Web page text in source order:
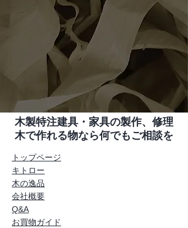
木製特注建具・家具の製作、修理
木で作れる物なら何でもご相談を
トップページ
キトロー
木の逸品
会社概要
Q&A
お買物ガイド